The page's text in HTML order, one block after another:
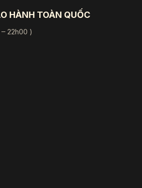
HÀNH TOÀN QUỐC
22h00 )